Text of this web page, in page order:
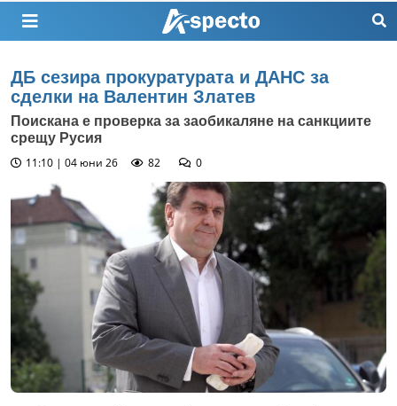
ДБ сезира прокуратурата и ДАНС за
сделки на Валентин Златев
Поискана е проверка за заобикаляне на санкциите
срещу Русия
11:10 | 04 юни 26
82 0